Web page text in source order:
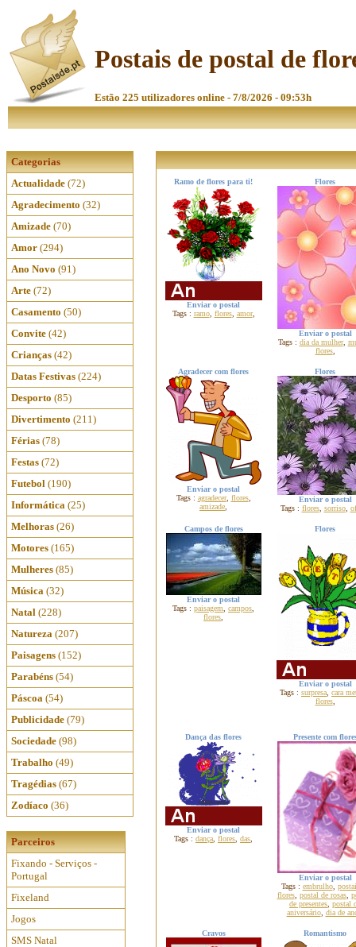
Postais de postal de
Estão 225 utilizadores online - 7/8/2026 - 09:53h
Categorias
Actualidade (72)
Agradecimento (32)
Amizade (70)
Amor (294)
Ano Novo (91)
Arte (72)
Casamento (50)
Convite (42)
Crianças (42)
Datas Festivas (224)
Desporto (85)
Divertimento (211)
Férias (78)
Festas (72)
Futebol (190)
Informática (25)
Melhoras (26)
Motores (165)
Mulheres (85)
Música (32)
Natal (228)
Natureza (207)
Paisagens (152)
Parabéns (54)
Páscoa (54)
Publicidade (79)
Sociedade (98)
Trabalho (49)
Tragédias (67)
Zodíaco (36)
Parceiros
Fixando - Serviços -
Portugal
Fixeland
Jogos
SMS Natal
Ramo de flores para ti!
Enviar o postal
Tags : ramo, flores, amor,
Flores
Enviar o postal
Tags : dia da mulher,
flores,
Agradecer com flores
Enviar o postal
Tags : agradecer, flores,
amizade
Flores
Enviar o postal
Tags : flores, sorriso,
Campos de flores
Enviar o postal
Tags : paisagem campos
flores
Flores
Enviar o postal
Tags : surpresa cara
flores,
Dança das flores
Enviar o postal
Tags : dança flores das
Presente com
Enviar o postal
Tags : embrulho,
flores, postal de rosas,
de presentes postal
aniversário, dia de
Cravos Romantismo